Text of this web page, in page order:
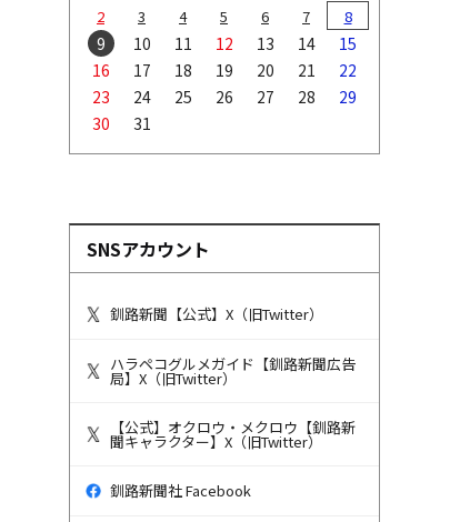
2
3 4 5 6 7 8
9 10 11 12 13 14
15
16
17 18 19 20 21
22
23
24 25 26 27 28
29
30
31
SNSアカウント
釧路新聞【公式】X（旧Twitter）
ハラペコグルメガイド【釧路新聞広告
局】X（旧Twitter）
【公式】オクロウ・メクロウ【釧路新
聞キャラクター】X（旧Twitter）
釧路新聞社 Facebook